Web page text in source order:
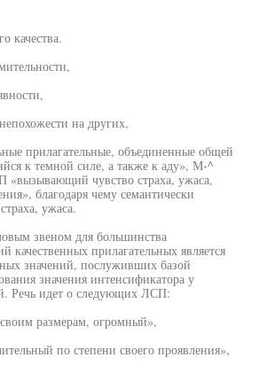
качества.
на других,
прилагательные, объединенные общей
к темной силе, а также к аду», М-^
чувство страха, ужаса,
благодаря чему семантически
ужаса.
звеном для большинства
качественных прилагательных является
значений, послуживших базой
значения интенсификатора у
Речь идет о следующих ЛСП:
размерам, огромный»,
по степени своего проявления»,